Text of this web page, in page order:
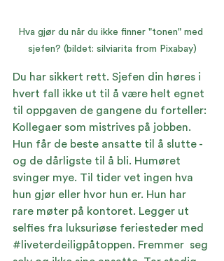
Hva gjør du når du ikke finner "tonen" med
sjefen? (bildet: silviarita from Pixabay)
Du har sikkert rett. Sjefen din høres i
hvert fall ikke ut til å være helt egnet
til oppgaven de gangene du forteller:
Kollegaer som mistrives på jobben.
Hun får de beste ansatte til å slutte -
og de dårligste til å bli. Humøret
svinger mye. Til tider vet ingen hva
hun gjør eller hvor hun er. Hun har
rare møter på kontoret. Legger ut
selfies fra luksuriøse feriesteder med
#liveterdeiligpåtoppen. Fremmer  seg